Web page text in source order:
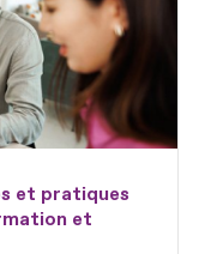
et pratiques
et